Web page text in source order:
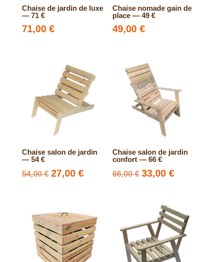
Chaise de jardin de luxe
— 71 €
71,00 €
Chaise nomade gain de
place — 49 €
49,00€
Chaise salon de jardin
— 54 €
54,00€ Le
était :
54,00 €.
27,00 €Le
27,00 €.
Chaise salon de jardin
confort — 66 €
66,00€ Le
était :
66,00 €.
33,00€Le
est :
33,00 €.